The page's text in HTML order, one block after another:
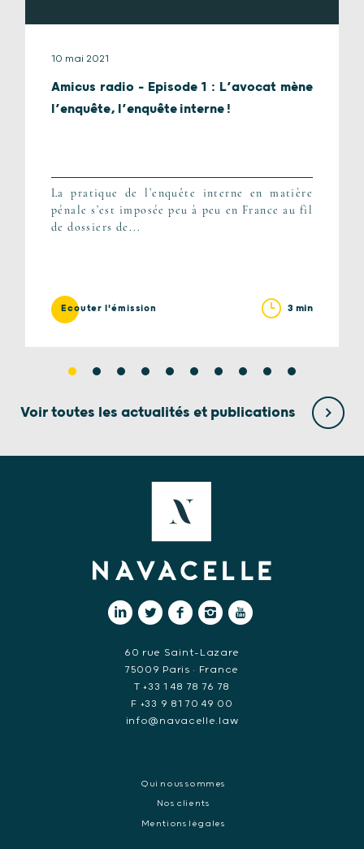
10 mai 2021
Amicus radio – Episode 1 : L’avocat mène
l’enquête, l’enquête interne !
La pratique de l’enquête interne en matière
pénale s’est imposée peu à peu en France au fil
de dossiers de...
Ecouter l'émission 3 min
Voir toutes les actualités et publications
60 rue Saint-Lazare
75009 Paris • France
T +33 1 48 78 76 78
F +33 9 81 70 49 00
info@navacelle.law
Qui nous sommes
Nos clients
Mentions légales